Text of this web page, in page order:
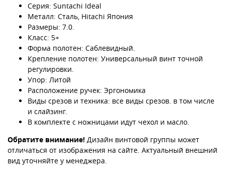
Серия: Suntachi Ideal
Металл: Сталь, Hitachi Япония
Размеры: 7.0.
Класс: 5+
Форма полотен: Саблевидный.
Крепление полотен: Универсальный винт точной
регулировки.
Упор: Литой
Расположение ручек: Эргономика
Виды срезов и техника: все виды срезов. в том числе
и слайзинг.
В комплекте с ножницами идут чехол и масло.
Обратите внимание! Дизайн винтовой группы может
отличаться от изображения на сайте. Актуальный внешний
вид уточняйте у менеджера.